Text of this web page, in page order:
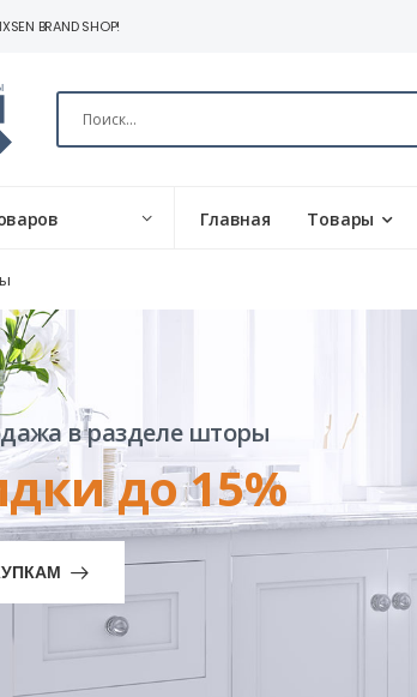
BRAND SHOP!
Главная Товары
в разделе шторы
до 15%